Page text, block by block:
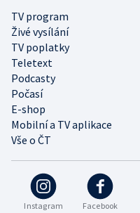
Instagram Facebook
TV program
Živé vysílání
TV poplatky
Teletext
Podcasty
Počasí
E-shop
Mobilní a TV aplikace
Vše o ČT